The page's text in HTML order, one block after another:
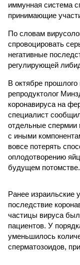
иммунная система
принимающие
По словам
спровоцировать
негативные
регулирующей
В октябре
репродуктолог
коронавируса на
специалист
отдельные спермии
с иными
вовсе потерять
оплодотворению
будущем потомстве.
Ранее израильские
последствие
частицы вируса
пациентов. У
уменьшилось
сперматозоидов,